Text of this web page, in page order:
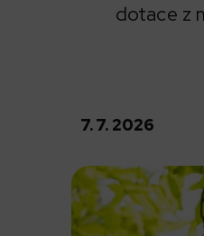
dotace z
7. 7. 2026